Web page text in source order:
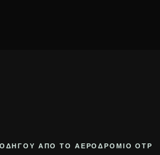
ΟΔΗΓΟΎ ΑΠΌ ΤΟ ΑΕΡΟΔΡΌΜΙΟ OTP